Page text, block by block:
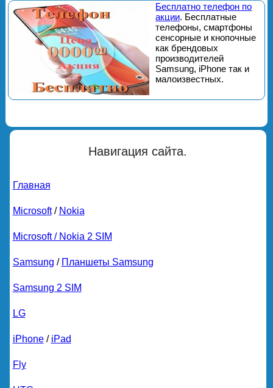
Бесплатно телефон по
акции. Бесплатные
телефоны, смартфоны
сенсорные и кнопочные
как брендовых
производителей
Samsung, iPhone так и
малоизвестных.
Навигация сайта.
Главная
Microsoft/ Nokia
Microsoft / Nokia 2 SIM
Samsung / Планшеты Samsung
Samsung 2 SIM
LG
iPhone/ iPad
Fly